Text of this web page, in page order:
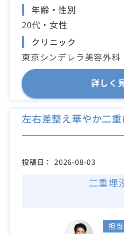
年齢・性別
20代・女性
クリニック
東京シンデレラ美容外科
詳しく
左右差整え華やか二重
投稿日： 2026-08-03
二重埋
担